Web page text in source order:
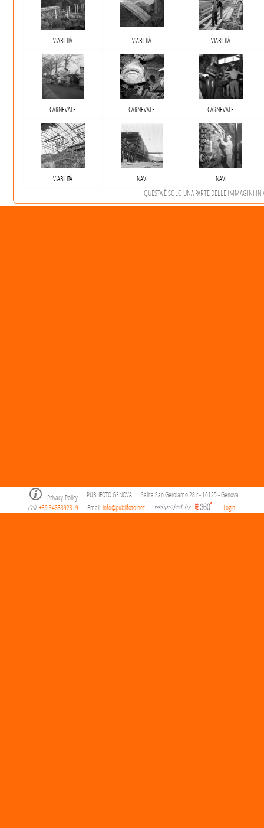
VIABILITÀ VIABILITÀ VIABILITÀ
CARNEVALE CARNEVALE CARNEVALE
VIABILITÀ NAVI NAVI
QUESTA È SOLO UNA PARTE DELLE IMMAGINI
Privacy Policy PUBLIFOTO GENOVA
Salita San Gerolamo 28 r - 16125 - Genova
Cell. +39.3483392319 Email:info@publifoto.net Login